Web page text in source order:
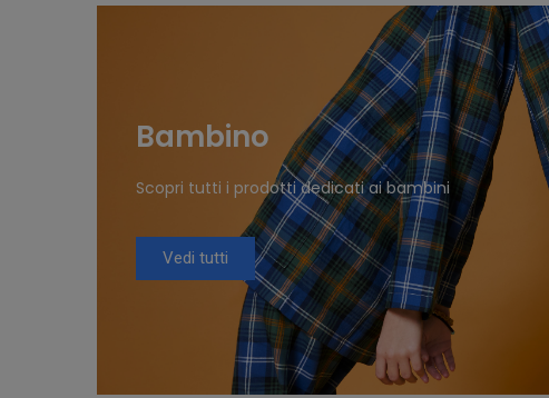
Bambino
Scopri tutti i prodotti dedicati ai bambini
Vedi tutti